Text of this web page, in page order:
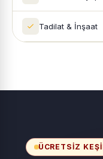
Tadilat & İnşaat
ÜCRETSIZ